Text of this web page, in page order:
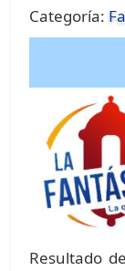
Categoría:
Resultado